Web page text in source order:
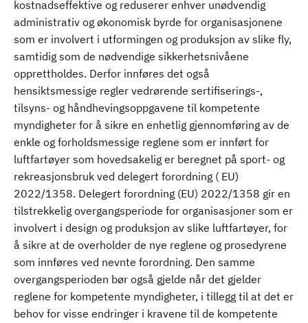
kostnadseffektive og reduserer enhver unødvendig
administrativ og økonomisk byrde for organisasjonene
som er involvert i utformingen og produksjon av slike fly,
samtidig som de nødvendige sikkerhetsnivåene
opprettholdes. Derfor innføres det også
hensiktsmessige regler vedrørende sertifiserings-,
tilsyns- og håndhevingsoppgavene til kompetente
myndigheter for å sikre en enhetlig gjennomføring av de
enkle og forholdsmessige reglene som er innført for
luftfartøyer som hovedsakelig er beregnet på sport- og
rekreasjonsbruk ved delegert forordning ( EU)
2022/1358. Delegert forordning (EU) 2022/1358 gir en
tilstrekkelig overgangsperiode for organisasjoner som er
involvert i design og produksjon av slike luftfartøyer, for
å sikre at de overholder de nye reglene og prosedyrene
som innføres ved nevnte forordning. Den samme
overgangsperioden bør også gjelde når det gjelder
reglene for kompetente myndigheter, i tillegg til at det er
behov for visse endringer i kravene til de kompetente